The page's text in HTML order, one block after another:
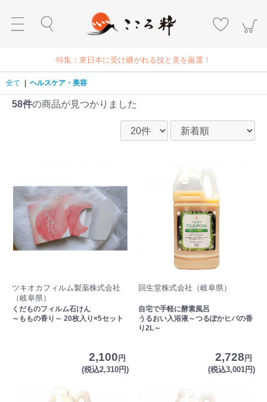
特集：東日本に受け継がれる技と美を厳選！
全て ヘルスケア・美容
58件の商品が見つかりました
ツキオカフィルム製薬株式会社
（岐阜県）
くだものフィルム石けん
～ももの香り～ 20枚入り×5セット
2,100 円
(税込2,310円)
回生堂株式会社（岐阜県）
自宅で手軽に酵素風呂
うるおい入浴液～つるぽかヒバの香
り2L～
2,728 円
(税込3,001円)